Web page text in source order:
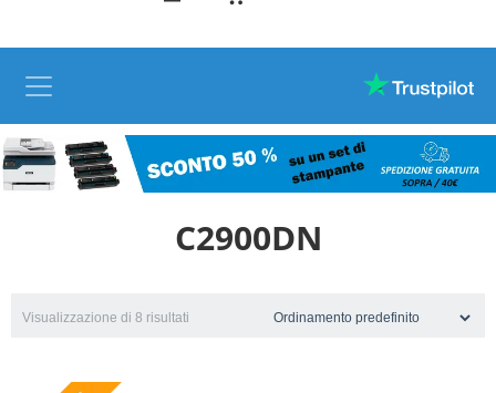
C2900DN
Visualizzazione di 8 risultati